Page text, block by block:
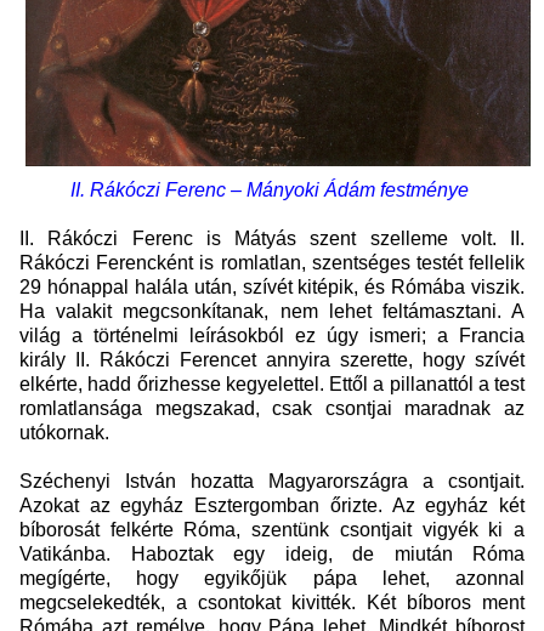
II. Rákóczi Ferenc – Mányoki Ádám festménye
II. Rákóczi Ferenc is Mátyás szent szelleme volt. II.
Rákóczi Ferencként is romlatlan, szentséges testét fellelik
29 hónappal halála után, szívét kitépik, és Rómába viszik.
Ha valakit megcsonkítanak, nem lehet feltámasztani. A
világ a történelmi leírásokból ez úgy ismeri; a Francia
király II. Rákóczi Ferencet annyira szerette, hogy szívét
elkérte, hadd őrizhesse kegyelettel. Ettől a pillanattól a test
romlatlansága megszakad, csak csontjai maradnak az
utókornak.
Széchenyi István hozatta Magyarországra a csontjait.
Azokat az egyház Esztergomban őrizte. Az egyház két
bíborosát felkérte Róma, szentünk csontjait vigyék ki a
Vatikánba. Haboztak egy ideig, de miután Róma
megígérte, hogy egyikőjük pápa lehet, azonnal
megcselekedték, a csontokat kivitték. Két bíboros ment
Rómába azt remélve, hogy Pápa lehet. Mindkét bíborost